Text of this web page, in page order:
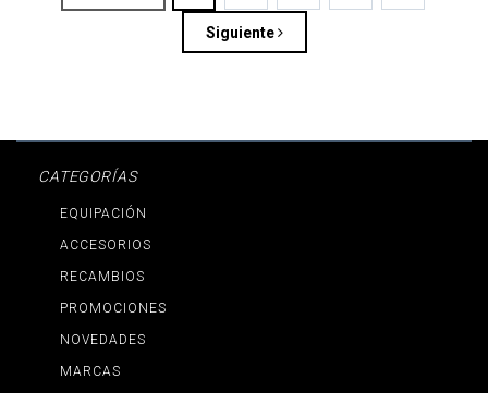
Siguiente
CATEGORÍAS
EQUIPACIÓN
ACCESORIOS
RECAMBIOS
PROMOCIONES
NOVEDADES
MARCAS